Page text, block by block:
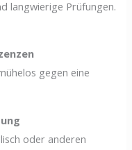
langwierige Prüfungen.
gegen eine
oder anderen